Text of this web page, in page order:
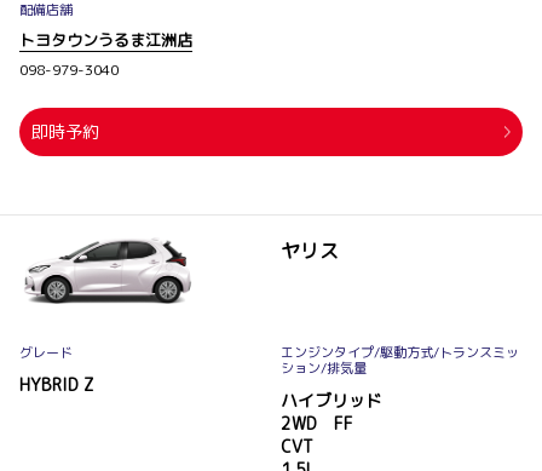
配備店舗
トヨタウンうるま江洲店
098-979-3040
即時予約
ヤリス
グレード
HYBRID Z
エンジンタイプ/駆動方式/トランスミッ
ション/排気量
ハイブリッド
2WD FF
CVT